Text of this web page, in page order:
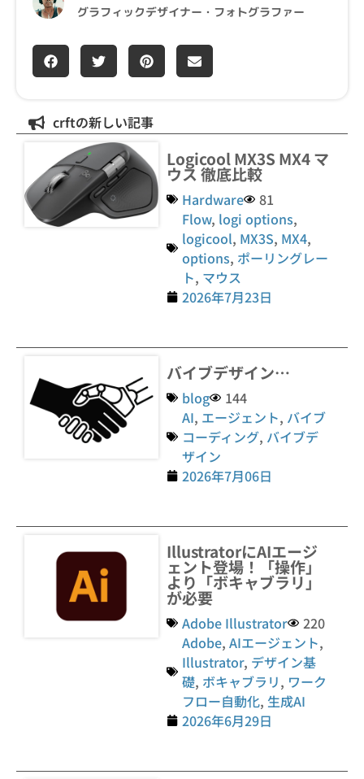
グラフィックデザイナー・フォトグラファー
crftの新しい記事
Logicool MX3S MX4 マ
ウス 徹底比較
Hardware
81
Flow, logi options,
logicool, MX3S, MX4,
options, ポーリングレー
ト, マウス
2026年7月23日
バイブデザイン…
blog
144
AI, エージェント, バイブ
コーディング, バイブデ
ザイン
2026年7月06日
IllustratorにAIエージ
ェント登場！「操作」
より「ボキャブラリ」
が必要
Adobe Illustrator
220
Adobe,AIエージェント,
Illustrator, デザイン基
礎, ボキャブラリ, ワーク
フロー自動化, 生成AI
2026年6月29日